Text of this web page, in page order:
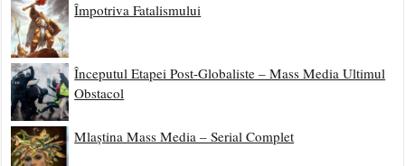
Împotriva Fatalismului
Începutul Etapei Post-Globaliste – Mass Media Ultimul
Obstacol
Mlaștina Mass Media – Serial Complet